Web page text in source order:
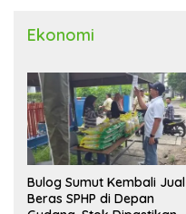
Ekonomi
Bulog Sumut Kembali Jual
Beras SPHP di Depan